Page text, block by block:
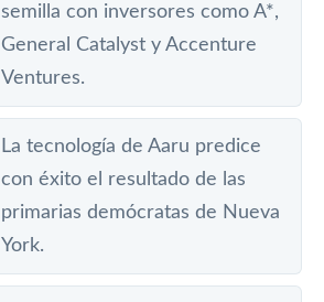
semilla con inversores como A*,
General Catalyst y Accenture
Ventures.
La tecnología de Aaru predice
con éxito el resultado de las
primarias demócratas de Nueva
York.